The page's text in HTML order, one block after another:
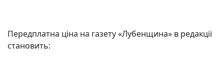
Передплатна ціна на газету «Лубенщина» в редакції
становить: